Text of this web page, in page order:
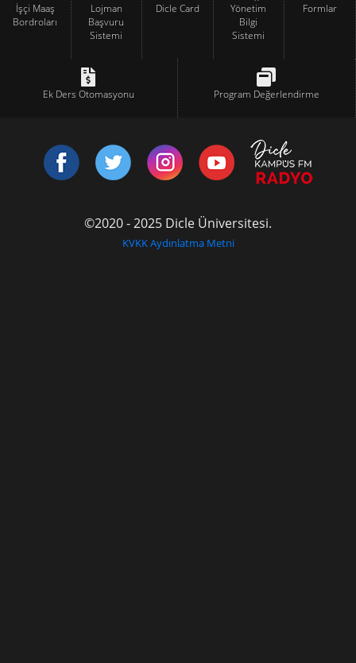
İşçi Maaş
Bordroları
Lojman
Başvuru
Sistemi
Dicle Card
Yönetim
Bilgi
Sistemi
Formlar
Ek Ders Otomasyonu Program Değerlendirme
©2020 - 2025 Dicle Üniversitesi.
KVKK Aydınlatma Metni